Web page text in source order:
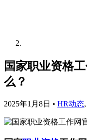
国家职业资格
么？
2025年1月8日 • HR动态,